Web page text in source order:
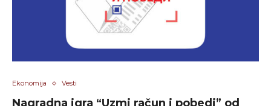
Ekonomija Vesti
Nagradna igra “Uzmi račun i pobedi” od